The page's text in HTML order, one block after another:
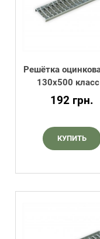
Решётка
130х500
192 грн.
КУПИТЬ